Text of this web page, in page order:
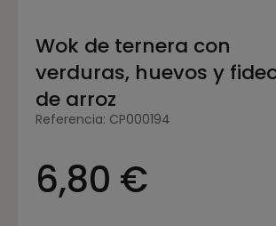
Wok de ternera con
verduras, huevos y
de arroz
Referencia: CP000194
6,80 €